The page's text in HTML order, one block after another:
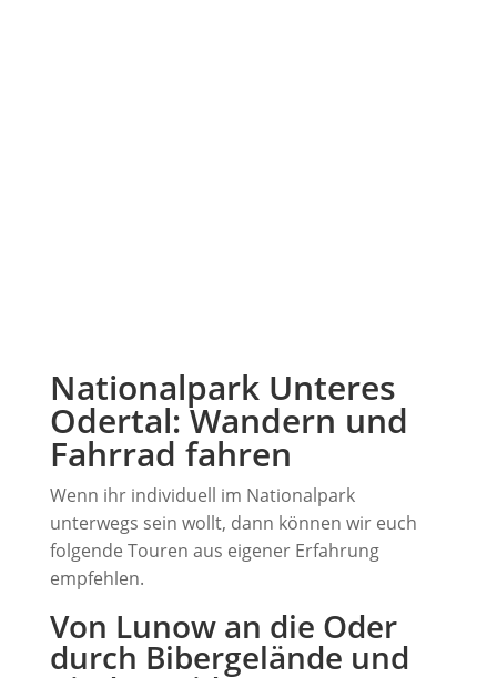
Nationalpark Unteres
Odertal: Wandern und
Fahrrad fahren
Wenn ihr individuell im Nationalpark
unterwegs sein wollt, dann können wir euch
folgende Touren aus eigener Erfahrung
empfehlen.
Von Lunow an die Oder
durch Bibergelände und